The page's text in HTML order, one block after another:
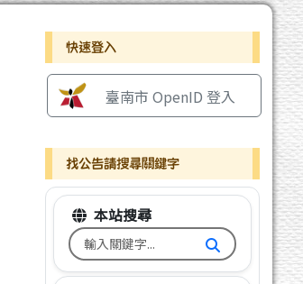
右邊區域內容
快速登入
臺南市 OpenID 登入
找公告請搜尋關鍵字
本站搜尋
搜尋台南市文元國小全球資訊網